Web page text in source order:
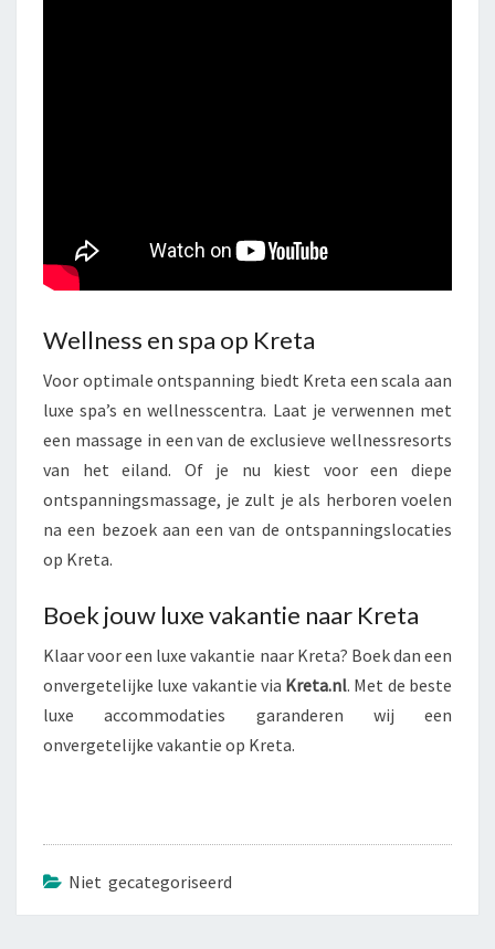
Wellness en spa op Kreta
Voor optimale ontspanning biedt Kreta een scala aan
luxe spa’s en wellnesscentra. Laat je verwennen met
een massage in een van de exclusieve wellnessresorts
van het eiland. Of je nu kiest voor een diepe
ontspanningsmassage, je zult je als herboren voelen
na een bezoek aan een van de ontspanningslocaties
op Kreta.
Boek jouw luxe vakantie naar Kreta
Klaar voor een luxe vakantie naar Kreta? Boek dan een
onvergetelijke luxe vakantie via Kreta.nl. Met de beste
luxe accommodaties garanderen wij een
onvergetelijke vakantie op Kreta.
Niet gecategoriseerd